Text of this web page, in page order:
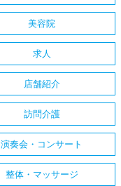
美容院
求人
店舗紹介
訪問介護
演奏会・コンサート
整体・マッサージ